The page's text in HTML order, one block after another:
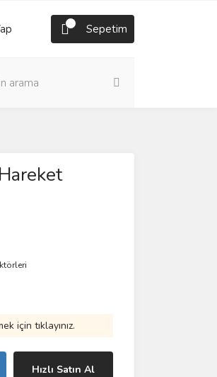
Sepetim
için tıklayınız.
Hızlı Satın Al